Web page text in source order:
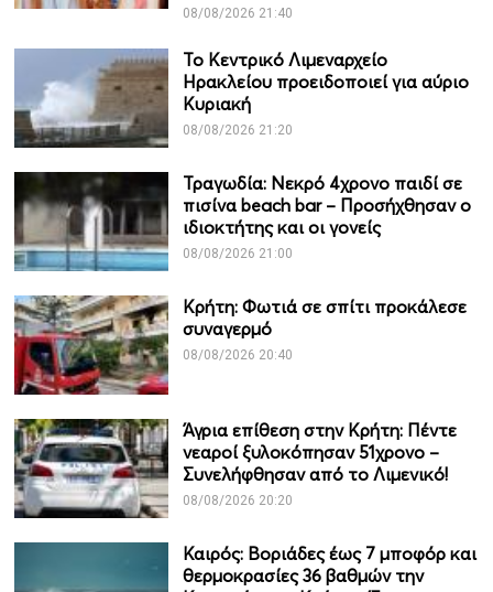
08/08/2026 21:40
Το Κεντρικό Λιμεναρχείο
Ηρακλείου προειδοποιεί για αύριο
Κυριακή
08/08/2026 21:20
Τραγωδία: Νεκρό 4χρονο παιδί σε
πισίνα beach bar – Προσήχθησαν ο
ιδιοκτήτης και οι γονείς
08/08/2026 21:00
Κρήτη: Φωτιά σε σπίτι προκάλεσε
συναγερμό
08/08/2026 20:40
Άγρια επίθεση στην Κρήτη: Πέντε
νεαροί ξυλοκόπησαν 51χρονο –
Συνελήφθησαν από το Λιμενικό!
08/08/2026 20:20
Καιρός: Βοριάδες έως 7 μποφόρ και
θερμοκρασίες 36 βαθμών την